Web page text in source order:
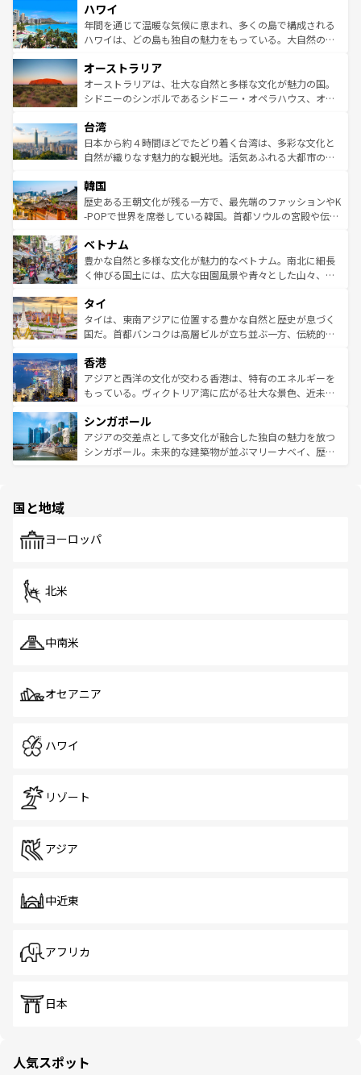
ば市内交通費無料で観光を楽しむこともできる。 なお、新
着のスイス情報はコンテンツ一覧 を参照してほしい。
のような巨大都市は、観光、ショッピング、エンターテイ
ンメントが詰まった刺激的なスポットだ。一方、アメリカ
西部には大自然が広がり、グランドキャニオンやイエロー
部のニューオーリンズでは、音楽と美食が融合した独特の
文化が魅力。旅行者はアメリカの各地域で異なる魅力を楽
しみながら、その多様性と豊かな歴史を感じることができ
ならではの贅沢な旅のスタイルだ。 なお、新着のアメリカ
情報はコンテンツ一覧を参照してほしい。
ハワイ
年間を通じて温暖な気候に恵まれ、多くの島で構成される
ハワイは、どの島も独自の魅力をもっている。大自然の神
ワイ島は見逃せない。また、定番の観光地といえばオアフ
島だが、静かな自然を求めるならマウイ島やカウアイ島が
おすすめ。エメラルドグリーンに輝く海をはじめ、豊かな
れるおもてなしの心で訪れる人々を迎えてくれるハワイの
人々、おいしいローカルフードやハワイアンミュージッ
ク、伝統的なフラダンスなど、すべてがハワイの魅力を彩
ワイを、存分に味わってほしい。 なお、新着のハワイ情報
はコンテンツ一覧を参照してほしい。
オーストラリア
オーストラリアは、壮大な自然と多様な文化が魅力の国。
シドニーのシンボルであるシドニー・オペラハウス、オー
リアリーフや大陸中央部にそびえるウルル（エアーズロッ
ク）、タスマニアの美しい原生林やケアンズの熱帯雨林な
ど、見どころがたくさん。また、カフェやワイン、オージ
いる。アクティビティも充実しており、サーフィンやダイ
ビング、ハイキングなど、アウトドア好きにはたまらな
い。オーストラリアの多彩な魅力を存分に味わいつくそ
参照してほしい。
台湾
日本から約４時間ほどでたどり着く台湾は、多彩な文化と
自然が織りなす魅力的な観光地。活気あふれる大都市の台
ン）、静ひつな山岳地帯である台湾東部など、都市の喧騒
と山間の静けさが共存しており、訪れる人に新しい発見と
驚きをもたらしてくれる。また、奥深い台湾の食文化も魅
容にもいいと評判のスイーツなど、バラエティ豊かな料理
が味わえる。 なお、新着の台湾情報は コンテンツ一覧を参
照してほしい。
韓国
歴史ある王朝文化が残る一方で、最先端のファッションやK
-POPで世界を席巻している韓国。首都ソウルの宮殿や伝統
き、地方に足を延ばせば四季折々の自然美を楽しむことが
できる。そして、キムチや焼肉、絶品のストリートフード
まで、さまざまな韓国料理が待っている。夜には、韓国な
リティに包まれながら、韓国の多彩な魅力を心ゆくまで味
わってみてほしい。 なお、新着の韓国情報はコンテンツ一
覧を参照してほしい。
ベトナム
豊かな自然と多様な文化が魅力的なベトナム。南北に細長
く伸びる国土には、広大な田園風景や青々とした山々、世
急速な発展と共に伝統が息づく。ハノイの古い町並みやホ
ーチミン市のフランス統治時代の建物も、独特の雰囲気を
醸し出している。また、バラエティの豊かさとおいしさで
とつ。フォーやバインミー、ベトナムコーヒーなどは、ぜ
ひ現地で味わいたい。どの地域を訪れてもあたたかい人々
が旅行者を迎えてくれるので、きっと忘れられない旅にな
参照してほしい。
タイ
タイは、東南アジアに位置する豊かな自然と歴史が息づく
国だ。首都バンコクは高層ビルが立ち並ぶ一方、伝統的な
の活気が交差している。北部ではチェンマイなどの山岳地
帯で自然と触れ合い、南部ではプーケットやクラビの美し
いビーチでリゾート気分を楽しむことができる。タイ料理
激する。気候は一年中温暖で、どの季節にも異なる楽しみ
が待っている。親しみやすいタイの人々、仏教を中心とし
た文化、そして多様な観光資源が、訪れる旅人を魅了し続
香港
アジアと西洋の文化が交わる香港は、特有のエネルギーを
もっている。ヴィクトリア湾に広がる壮大な景色、近未来
み、どこを訪れても感動するはず。観光スポットが密集し
ており、効率よく見どころを回れるのも魅力。息をのむよ
うな絶景から文化的な体験まで、香港を存分に楽しみ尽く
シンガポール
アジアの交差点として多文化が融合した独自の魅力を放つ
シンガポール。未来的な建築物が並ぶマリーナベイ、歴史
で、ホーカーズは地元の風情を楽しめる外せないスポット
国と地域
ヨーロッパ
北米
中南米
オセアニア
ハワイ
リゾート
アジア
中近東
アフリカ
日本
人気スポット